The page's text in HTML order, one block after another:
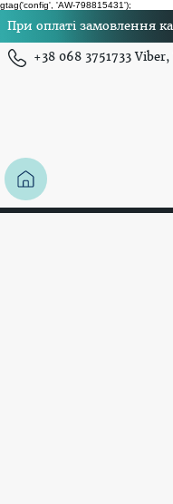
gtag('config', 'AW-798815431');
При оплаті замовлення
+38 068 3751733